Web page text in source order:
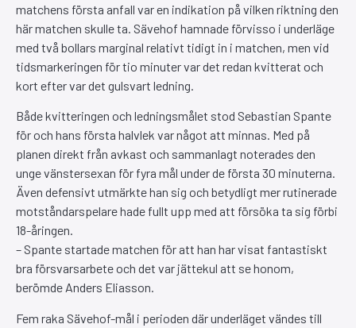
matchens första anfall var en indikation på vilken riktning den
här matchen skulle ta. Sävehof hamnade förvisso i underläge
med två bollars marginal relativt tidigt in i matchen, men vid
tidsmarkeringen för tio minuter var det redan kvitterat och
kort efter var det gulsvart ledning.
Både kvitteringen och ledningsmålet stod Sebastian Spante
för och hans första halvlek var något att minnas. Med på
planen direkt från avkast och sammanlagt noterades den
unge vänstersexan för fyra mål under de första 30 minuterna.
Även defensivt utmärkte han sig och betydligt mer rutinerade
motståndarspelare hade fullt upp med att försöka ta sig förbi
18-åringen.
– Spante startade matchen för att han har visat fantastiskt
bra försvarsarbete och det var jättekul att se honom,
berömde Anders Eliasson.
Fem raka Sävehof-mål i perioden där underläget vändes till